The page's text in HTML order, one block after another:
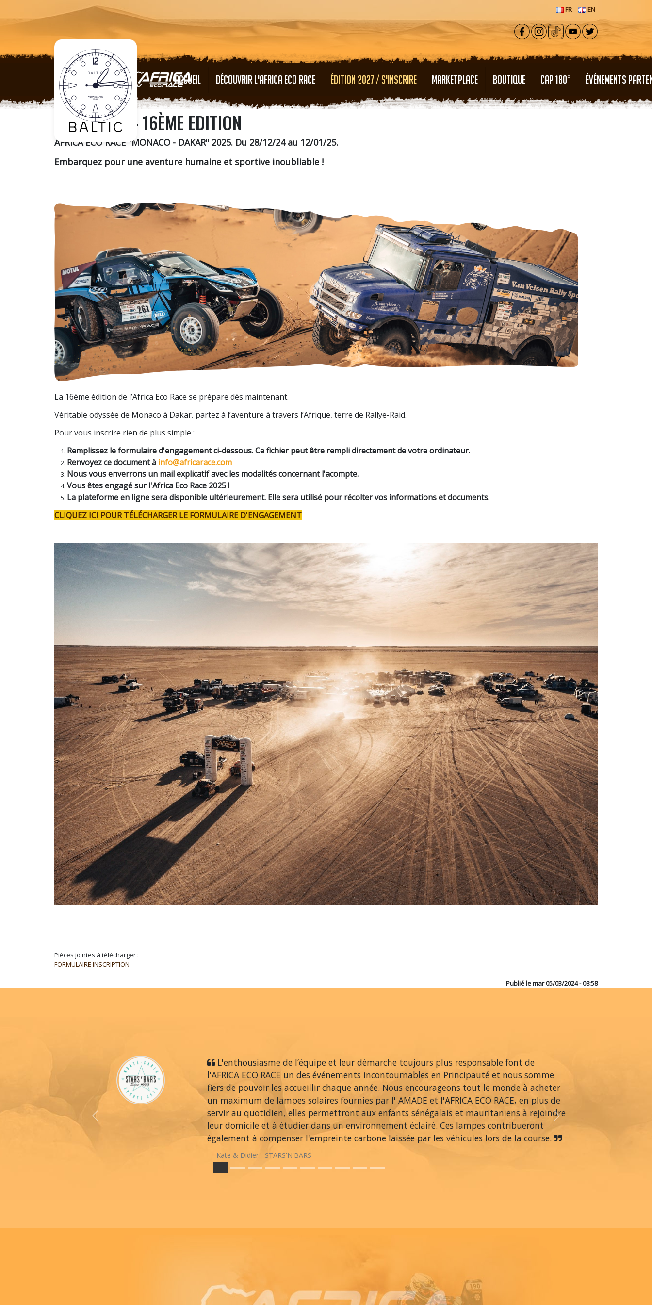
FR EN
ACCUEIL DÉCOUVRIR L'AFRICA ECO RACE ÉDITION 2027 / S'INSCRIRE MARKETPLACE BOUTIQUE CAP 180° ÉVÉNEMENTS
S'INSCRIRE - 16ÈME EDITION
AFRICA ECO RACE "MONACO - DAKAR" 2025. Du 28/12/24 au 12/01/25.
Embarquez pour une aventure humaine et sportive inoubliable !
La 16ème édition de l’Africa Eco Race se prépare dès maintenant.
Véritable odyssée de Monaco à Dakar, partez à l’aventure à travers l’Afrique, terre de Rallye-Raid.
Pour vous inscrire rien de plus simple :
Remplissez le formulaire d'engagement ci-dessous. Ce fichier peut être rempli directement de votre ordinateur.
Renvoyez ce document à info@africarace.com
Nous vous enverrons un mail explicatif avec les modalités concernant l'acompte.
Vous êtes engagé sur l'Africa Eco Race 2025 !
La plateforme en ligne sera disponible ultérieurement. Elle sera utilisé pour récolter vos informations et documents.
CLIQUEZ ICI POUR TÉLÉCHARGER LE FORMULAIRE D'ENGAGEMENT
Pièces jointes à télécharger :
FORMULAIRE INSCRIPTION
Publié lemar 05/03/2024 - 08:58
L'enthousiasme de l’équipe et leur démarche toujours plus responsable font de
l'AFRICA ECO RACE un des événements incontournables en Principauté et nous somme
fiers de pouvoir les accueillir chaque année. Nous encourageons tout le monde à acheter
un maximum de lampes solaires fournies par l' AMADE et l'AFRICA ECO RACE, en plus de
servir au quotidien, elles permettront aux enfants sénégalais et mauritaniens à rejoindre
leur domicile et à étudier dans un environnement éclairé. Ces lampes contribueront
également à compenser l'empreinte carbone laissée par les véhicules lors de la course.
Kate & Didier - STARS'N'BARS
Previous Next